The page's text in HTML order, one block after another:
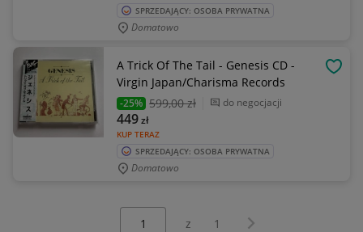
SPRZEDAJĄCY: OSOBA PRYWATNA
Domatowo
A Trick Of The Tail - Genesis CD -
Virgin Japan/Charisma Records
-25% 599,00 zł do negocjacji
KUP TERAZ
449zł
SPRZEDAJĄCY: OSOBA PRYWATNA
Domatowo
z 1 Następna strona